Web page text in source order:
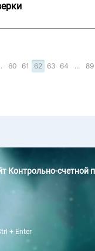
60 61 62 63 64 ... 89
Контрольно-счетной
+ Enter